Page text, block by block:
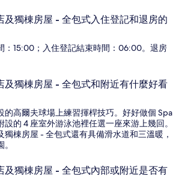
及獨棟房屋 - 全包式入住登記和退房的
：15:00；入住登記結束時間：06:00。退房
及獨棟房屋 - 全包式和附近有什麼好看
的高爾夫球場上練習揮桿技巧。好好做個 Spa
的 4 座室外游泳池裡任選一座來游上幾回。
獨棟房屋 - 全包式還有具備滑水道和三溫暖，
及獨棟房屋 - 全包式內部或附近是否有